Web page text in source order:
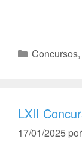
LXII
17/01/2025 por